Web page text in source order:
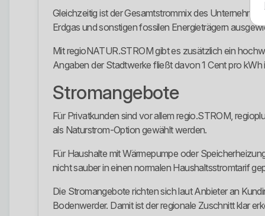
Gleichzeitig ist der Gesamtstrommix des
Erdgas und sonstigen fossilen Energieträgern
Mit regioNATUR.STROM gibt es zusätzlich ein
Angaben der Stadtwerke fließt davon 1 Cent pro
Stromangebote
Für Privatkunden sind vor allem regio.STROM,
als Naturstrom-Option gewählt werden.
Für Haushalte mit Wärmepumpe oder
nicht sauber in einen normalen Haushaltsstromtarif
Die Stromangebote richten sich laut Anbieter an
Bodenwerder. Damit ist der regionale Zuschnitt klar